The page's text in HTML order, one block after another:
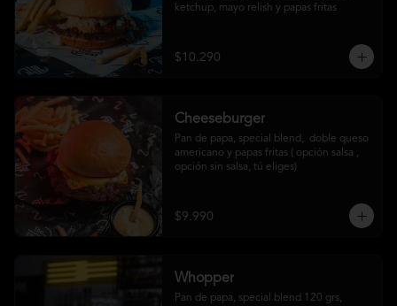
ketchup, mayo relish y papas fritas
$10.290
Cheeseburger
Pan de papa, special blend,  doble queso
americano y papas fritas ( opción salsa ,
opción sin salsa, tú eliges)
$9.990
Whopper
Pan de papa, special blend 120 grs,